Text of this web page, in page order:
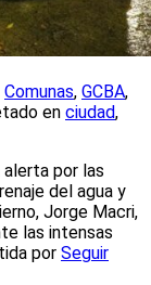
Comunas, GCBA,
en ciudad,
alerta por las
del agua y
Jorge Macri,
las intensas
por Seguir